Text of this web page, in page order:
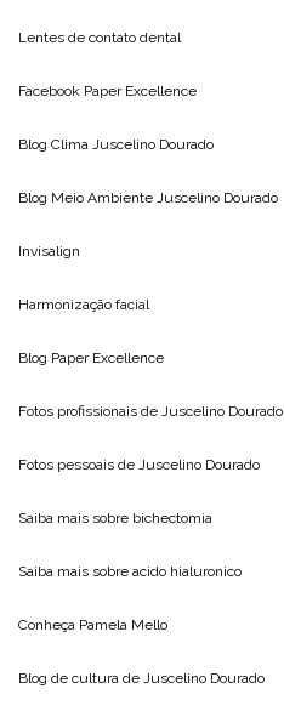
Lentes de contato dental
Facebook Paper Excellence
Blog Clima Juscelino Dourado
Blog Meio Ambiente Juscelino Dourado
Invisalign
Harmonização facial
Blog Paper Excellence
Fotos profissionais de Juscelino Dourado
Fotos pessoais de Juscelino Dourado
Saiba mais sobre bichectomia
Saiba mais sobre acido hialuronico
Conheça Pamela Mello
Blog de cultura de Juscelino Dourado